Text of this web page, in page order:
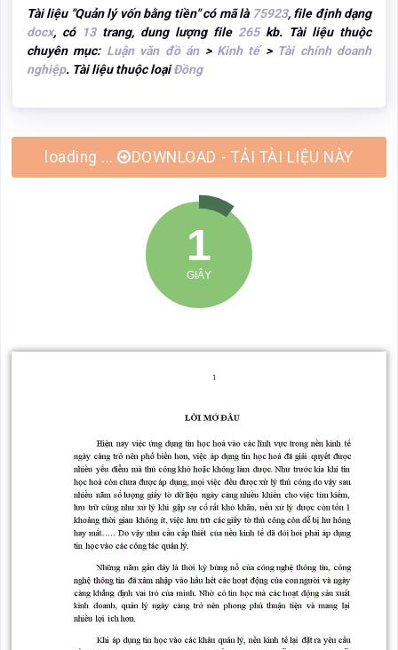
Tài liệu "Quản lý vốn bằng tiền" có mã là 75923, file định dạng
docx, có 13trang, dung lượng file 265kb. Tài liệu thuộc
chuyên mục: Luận văn đồ án> Kinh tế> Tài chính doanh
nghiệp. Tài liệu thuộc loạiĐồng
loading ... DOWNLOAD - TẢI TÀI LIỆU NÀY